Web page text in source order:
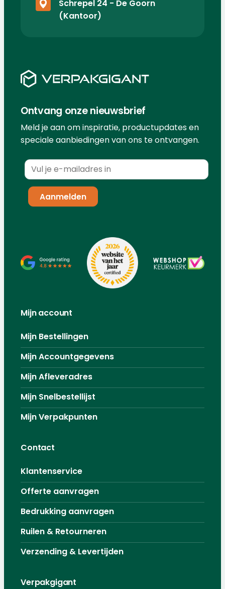
Schrepel 24 - De Goorn
(Kantoor)
Ontvang onze nieuwsbrief
Meld je aan om inspiratie, productupdates en
speciale aanbiedingen van ons te ontvangen.
Mijn account
Mijn Bestellingen
Mijn Accountgegevens
Mijn Afleveradres
Mijn Snelbestellijst
Mijn Verpakpunten
Contact
Klantenservice
Offerte aanvragen
Bedrukking aanvragen
Ruilen & Retourneren
Verzending & Levertijden
Verpakgigant